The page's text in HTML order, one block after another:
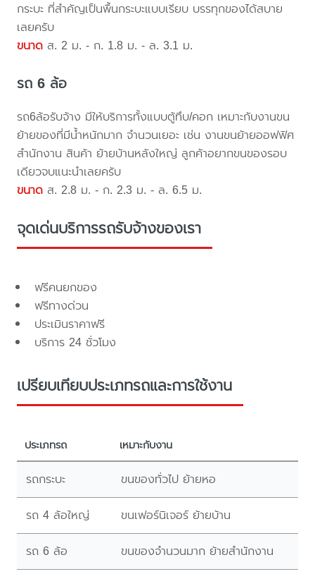
กระบะ ที่สำคัญเป็นพื้นกระบะแบบเรียบ บรรทุกของได้สบาย
เลยครับ
ขนาด ส. 2 ม. - ก. 1.8 ม. - ล. 3.1 ม.
รถ 6 ล้อ
รถ6ล้อรับจ้าง มีให้บริการทั้งแบบตู้ทึบ/คอก เหมาะกับงานขน
ย้ายของที่มีน้ำหนักมาก จำนวนเยอะ เช่น งานขนย้ายออฟฟิศ
สำนักงาน สินค้า ย้ายบ้านหลังใหญ่ ลูกค้าอยากขนของรอบ
เดียวจบแนะนำเลยครับ
ขนาด ส. 2.8 ม. - ก. 2.3 ม. - ล. 6.5 ม.
จุดเด่นบริการรถรับจ้างของเรา
ฟรีคนยกของ
ฟรีทางด่วน
ประเมินราคาฟรี
บริการ 24 ชั่วโมง
เปรียบเทียบประเภทรถและการใช้งาน
ประเภทรถ เหมาะกับงาน
รถกระบะ ขนของทั่วไป ย้ายหอ
รถ 4 ล้อใหญ่ ขนเฟอร์นิเจอร์ ย้ายบ้าน
รถ 6 ล้อ ขนของจำนวนมาก ย้ายสำนักงาน